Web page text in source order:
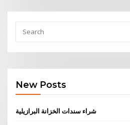
New Posts
شراء سندات الخزانة البرازيلية